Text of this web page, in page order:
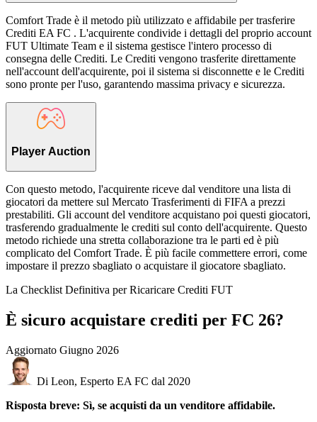
Comfort Trade è il metodo più utilizzato e affidabile per trasferire
Crediti EA FC . L'acquirente condivide i dettagli del proprio account
FUT Ultimate Team e il sistema gestisce l'intero processo di
consegna delle Crediti. Le Crediti vengono trasferite direttamente
nell'account dell'acquirente, poi il sistema si disconnette e le Crediti
sono pronte per l'uso, garantendo massima privacy e sicurezza.
Player Auction
Con questo metodo, l'acquirente riceve dal venditore una lista di
giocatori da mettere sul Mercato Trasferimenti di FIFA a prezzi
prestabiliti. Gli account del venditore acquistano poi questi giocatori,
trasferendo gradualmente le crediti sul conto dell'acquirente. Questo
metodo richiede una stretta collaborazione tra le parti ed è più
complicato del Comfort Trade. È più facile commettere errori, come
impostare il prezzo sbagliato o acquistare il giocatore sbagliato.
La Checklist Definitiva per Ricaricare Crediti FUT
È sicuro acquistare crediti per FC 26?
Aggiornato Giugno 2026
Di Leon, Esperto EA FC dal 2020
Risposta breve: Sì, se acquisti da un venditore affidabile.